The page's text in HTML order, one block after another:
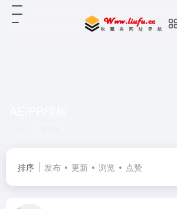
排序 发布 更新 浏览 点赞